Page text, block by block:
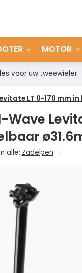
MOTOR
voor uw tweewieler
LT 0-170 mm
alle: Zadelpen